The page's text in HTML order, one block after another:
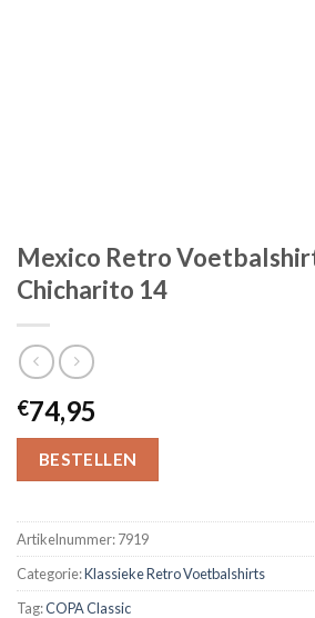
Mexico Retro Voetbalshirt
Chicharito 14
€74,95
BESTELLEN
Artikelnummer:7919
Categorie:Klassieke Retro Voetbalshirts
Tag:COPA Classic